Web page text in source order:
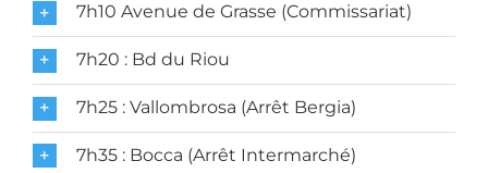
7h10 Avenue de Grasse (Commissariat)
7h20 : Bd du Riou
7h25 : Vallombrosa (Arrêt Bergia)
7h35 : Bocca (Arrêt Intermarché)